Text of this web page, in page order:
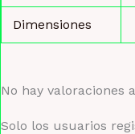
Dimensiones
No hay valoraciones
Solo los usuarios